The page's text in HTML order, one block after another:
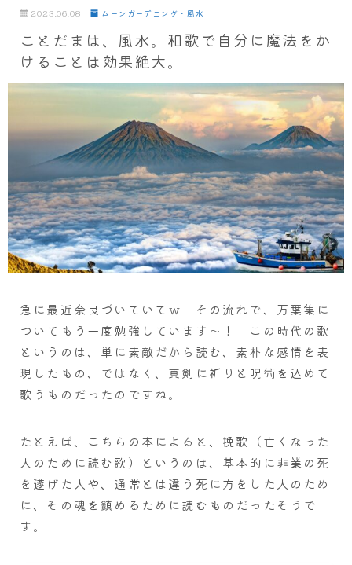
2023.06.08 ムーンガーデニング・風水
ことだまは、風水。和歌で自分に魔法をか
けることは効果絶大。
急に最近奈良づいていてｗ その流れで、万葉集に
ついてもう一度勉強しています～！ この時代の歌
というのは、単に素敵だから読む、素朴な感情を表
現したもの、ではなく、真剣に祈りと呪術を込めて
歌うものだったのですね。
たとえば、こちらの本によると、挽歌（亡くなった
人のために読む歌）というのは、基本的に非業の死
を遂げた人や、通常とは違う死に方をした人のため
に、その魂を鎮めるために読むものだったそうで
す。